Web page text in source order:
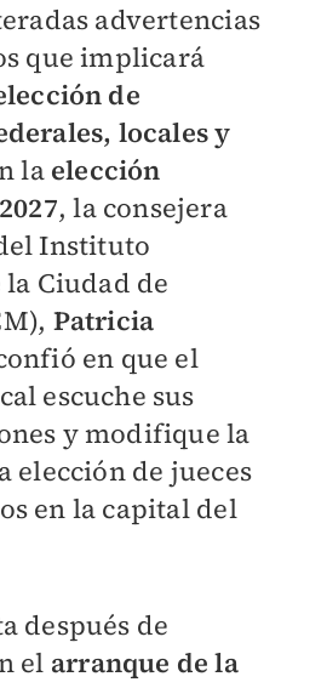
advertencias
que implicará
de
localesy
la elección
, la consejera
Instituto
Ciudad de
Patricia
en que el
escuche sus
y modifique la
elección de jueces
en la capital del
después de
el arranque de la